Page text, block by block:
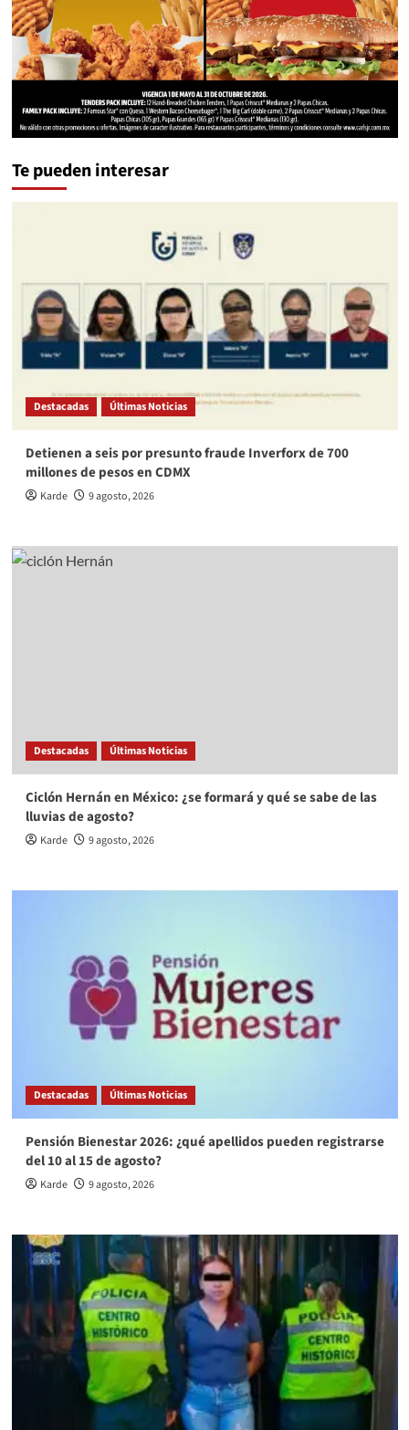
Te pueden interesar
Destacadas Últimas Noticias
Detienen a seis por presunto fraude Inverforx de 700
millones de pesos en CDMX
Karde 9 agosto, 2026
Destacadas Últimas Noticias
Ciclón Hernán en México: ¿se formará y qué se sabe de las
lluvias de agosto?
Karde 9 agosto, 2026
Destacadas Últimas Noticias
Pensión Bienestar 2026: ¿qué apellidos pueden registrarse
del 10 al 15 de agosto?
Karde 9 agosto, 2026